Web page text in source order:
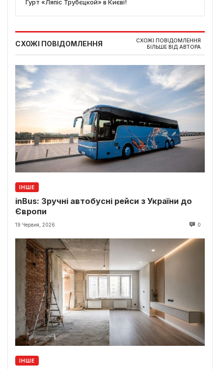
Гурт «Ляпіс Трубєцкой» в Києві!
СХОЖІ ПОВІДОМЛЕННЯ
СХОЖІ ПОВІДОМЛЕННЯ
БІЛЬШЕ ВІД АВТОРА
ІНШЕ
inBus: Зручні автобусні рейси з України до
Європи
19 Червня, 2026 0
ІНШЕ